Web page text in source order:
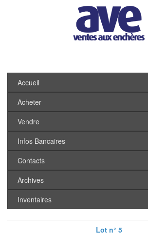
Accueil
Acheter
Vendre
Infos Bancaires
Contacts
Archives
Inventaires
Lot n° 5